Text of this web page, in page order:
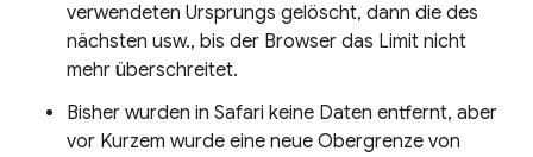
verwendeten Ursprungs gelöscht, dann die des
nächsten usw., bis der Browser das Limit nicht
mehr überschreitet.
Bisher wurden in Safari keine Daten entfernt, aber
vor Kurzem wurde eine neue Obergrenze von